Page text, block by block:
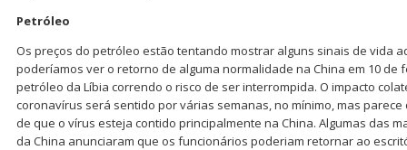
Petróleo
Os preços do petróleo estão tentando mostrar alguns sinais de vida
poderíamos ver o retorno de alguma normalidade na China em 10 de
petróleo da Líbia correndo o risco de ser interrompida. O impacto
coronavírus será sentido por várias semanas, no mínimo, mas
de que o vírus esteja contido principalmente na China. Algumas das
da China anunciaram que os funcionários poderiam retornar ao